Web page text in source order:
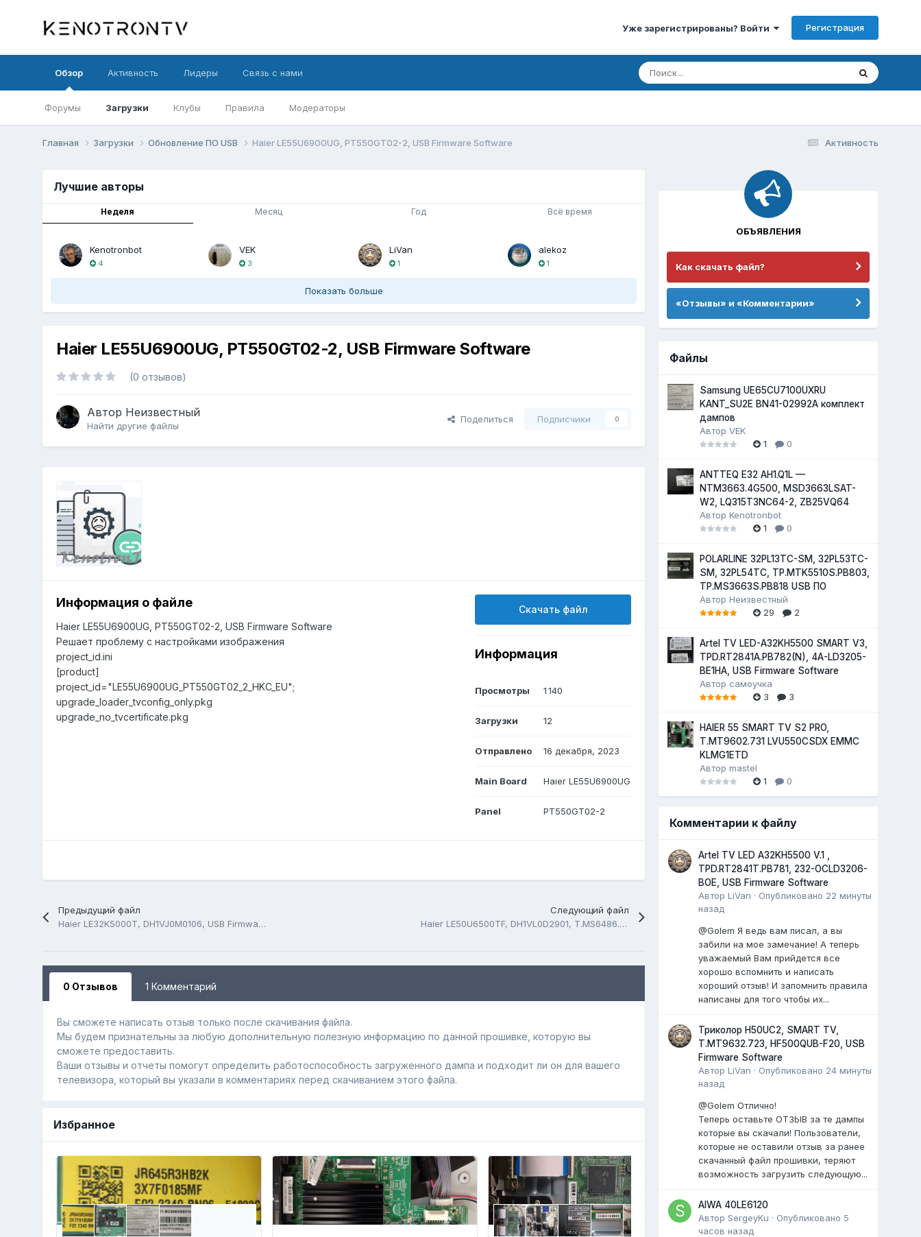
Уже зарегистрированы? Войти Регистрация
Обзор
Форумы Загрузки Клубы Правила Модераторы
Активность Лидеры Связь с нами
Активность
Главная Загрузки Обновление ПО USB Haier LE55U6900UG, PT550GT02-2, USB Firmware Software
Лучшие авторы
Неделя Месяц Год Всё время
Kenotronbot
4
VEK
3
LiVan
1
alekoz
1
Показать больше
Haier LE55U6900UG, PT550GT02-2, USB Firmware Software
(0 отзывов)
Автор Неизвестный
Найти другие файлы
Поделиться Подписчики 0
Информация о файле
Haier LE55U6900UG, PT550GT02-2, USB Firmware Software
Решает проблему с настройками изображения
project_id.ini
[product]
project_id="LE55U6900UG_PT550GT02_2_HKC_EU";
upgrade_loader_tvconfig_only.pkg
upgrade_no_tvcertificate.pkg
Скачать файл
Информация
Просмотры 1 140
Загрузки 12
Отправлено 16 декабря, 2023
Main Board Haier LE55U6900UG
Panel PT550GT02-2
Предыдущий файл
Haier LE32K5000T, DH1VJ0M0106, USB Firmware Software
Следующий файл
Haier LE50U6500TF, DH1VL0D2901, T.MS6486.751, USB Firmware Software
0 Отзывов 1 Комментарий
Вы сможете написать отзыв только после скачивания файла.
Мы будем признательны за любую дополнительную полезную информацию по данной прошивке, которую вы
сможете предоставить.
Ваши отзывы и отчеты помогут определить работоспособность загруженного дампa и подходит ли он для вашего
телевизора, который вы указали в комментариях перед скачиванием этого файла.
Избранное
ОБЪЯВЛЕНИЯ
Как скачать файл?
«Отзывы» и «Комментарии»
Файлы
Samsung UE65CU7100UXRU
KANT_SU2E BN41-02992A комплект
дампов
АвторVEK
1
0
ANTTEQ E32 AH1.Q1L —
NTM3663.4G500, MSD3663LSAT-
W2, LQ315T3NC64-2, ZB25VQ64
АвторKenotronbot
1
0
POLARLINE 32PL13TC-SM, 32PL53TC-
SM, 32PL54TC, TP.MTK5510S.PB803,
TP.MS3663S.PB818 USB ПО
АвторНеизвестный
29
2
Artel TV LED-A32KH5500 SMART V3,
TPD.RT2841A.PB782(N), 4A-LD3205-
BE1HA, USB Firmware Software
Автор самоучка
3
3
HAIER 55 SMART TV S2 PRO,
T.MT9602.731 LVU550CSDX EMMC
KLMG1ETD
Авторmastel
1
0
Комментарии к файлу
Artel TV LED A32KH5500 V.1 ,
TPD.RT2841T.PB781, 232-OCLD3206-
BOE, USB Firmware Software
АвторLiVan · Опубликовано 22 минуты
назад
@Golem Я ведь вам писал, а вы
забили на мое замечание! А теперь
уважаемый Вам прийдется все
хорошо вспомнить и написать
хороший отзыв! И запомнить правила
написаны для того чтобы их...
Триколор H50UC2, SMART TV,
T.MT9632.723, HF500QUB-F20, USB
Firmware Software
АвторLiVan · Опубликовано 24 минуты
назад
@Golem Отлично!
Теперь оставьте ОТЗЫВ за те дампы
которые вы скачали! Пользователи,
которые не оставили отзыв за ранее
скачанный файл прошивки, теряют
возможность загрузить следующую...
AIWA 40LE6120
АвторSergeyKu · Опубликовано 5
часов назад